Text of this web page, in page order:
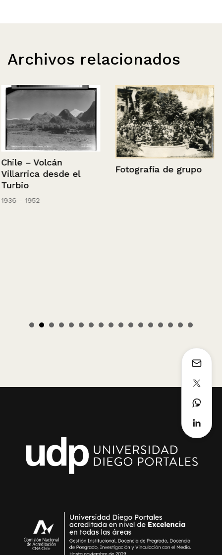
Archivos relacionados
Chile – Volcán
Villarrica desde el
Turbio
1936 - 1952
Fotografía de grupo